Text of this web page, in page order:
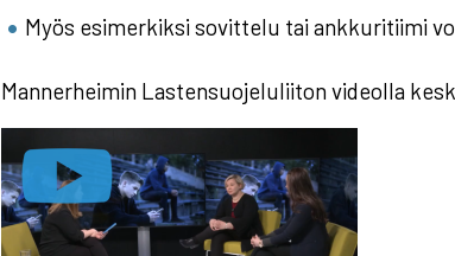
Myös esimerkiksi sovittelu tai ankkuritiimi
Mannerheimin Lastensuojeluliiton videolla